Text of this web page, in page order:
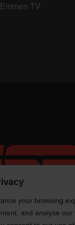
your browsing
and analyse our
TV